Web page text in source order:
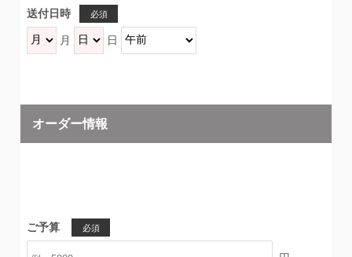
送付日時 必須
月 日
オーダー情報
ご予算 必須